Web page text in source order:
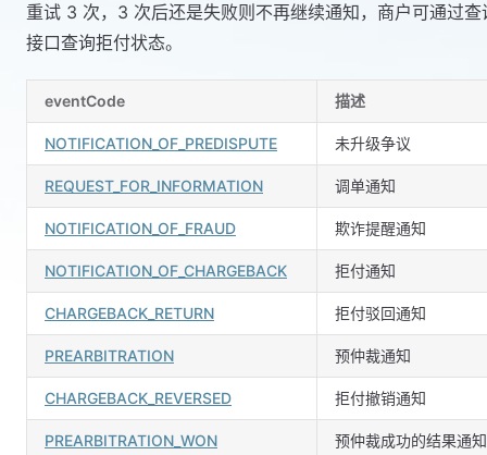
重试 3 次，3 次后还是失败则不再继续通知，商户可通过查
接口查询拒付状态。
eventCode 描述
NOTIFICATION_OF_PREDISPUTE 未升级争议
REQUEST_FOR_INFORMATION 调单通知
NOTIFICATION_OF_FRAUD 欺诈提醒通知
NOTIFICATION_OF_CHARGEBACK 拒付通知
CHARGEBACK_RETURN 拒付驳回通知
PREARBITRATION 预仲裁通知
CHARGEBACK_REVERSED 拒付撤销通知
PREARBITRATION_WON 预仲裁成功的结果通知